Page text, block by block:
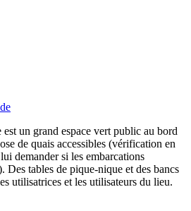
un grand espace vert public au bord
de quais accessibles (vérification en
demander si les embarcations
Des tables de pique-nique et des bancs
utilisatrices et les utilisateurs du lieu.